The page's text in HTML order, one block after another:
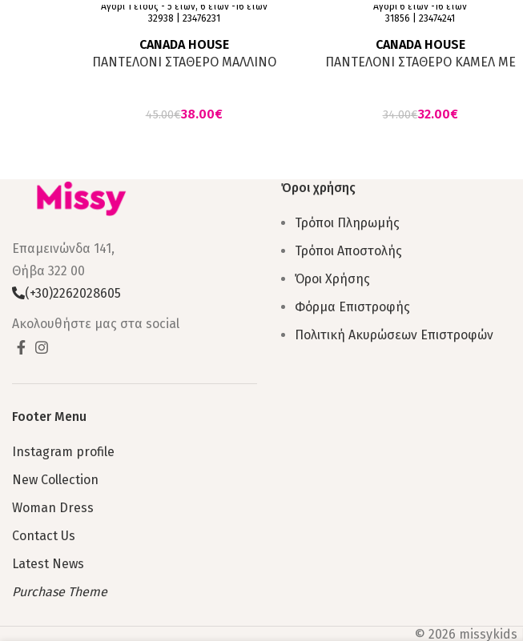
Αγόρι 1 έτους - 5 ετών, 6 ετών -16 ετών
32938 | 23476231
CANADA HOUSE
ΠΑΝΤΕΛΟΝI ΣΤΑΘΕΡΟ ΜΑΛΛΙΝΟ
45.00€38.00€
Αγόρι 6 ετών -16 ετών
31856 | 23474241
CANADA HOUSE
ΠΑΝΤΕΛΟΝI ΣΤΑΘΕΡΟ ΚΑΜΕΛ ΜΕ
34.00€32.00€
Επαμεινώνδα 141,
Θήβα 322 00
(+30)2262028605
Ακολουθήστε μας στα social
Footer Menu
Instagram profile
New Collection
Woman Dress
Contact Us
Latest News
Purchase Theme
Όροι χρήσης
Τρόποι Πληρωμής
Τρόποι Αποστολής
Όροι Χρήσης
Φόρμα Επιστροφής
Πολιτική Ακυρώσεων Επιστροφών
© 2026 missykids